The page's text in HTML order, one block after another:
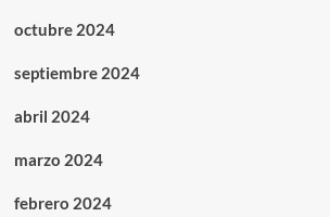
octubre 2024
septiembre 2024
abril 2024
marzo 2024
febrero 2024